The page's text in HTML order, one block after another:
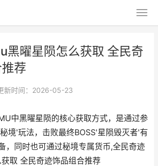
黑曜星陨怎么获取 全民奇
荐
新时间：2026-05-23
中黑曜星陨的核心获取方式，是通过参
境'玩法，击败最终BOSS'星陨毁灭者'有
，同时也可通过秘境专属货币,全民奇迹
取 全民奇迹饰品组合推荐